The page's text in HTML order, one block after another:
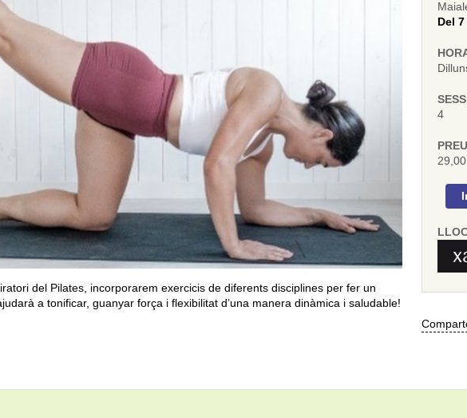
del Pilates, incorporarem exercicis de diferents disciplines per fer un
a tonificar, guanyar força i flexibilitat d’una manera dinàmica i saludable!
Del
4